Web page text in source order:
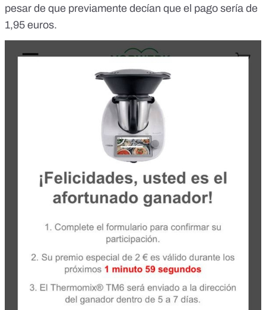
pesar de que previamente decían que el pago sería de
1,95 euros.